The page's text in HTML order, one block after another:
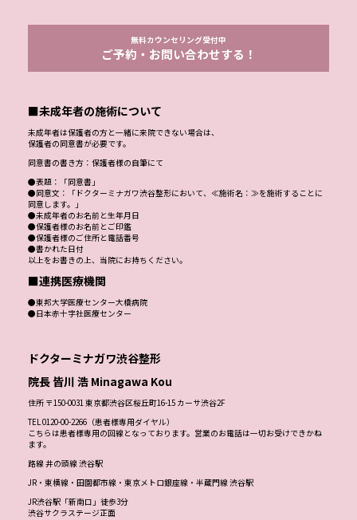
無料カウンセリング受付中
ご予約・お問い合わせする！
■未成年者の施術について
未成年者は保護者の方と一緒に来院できない場合は、
保護者の同意書が必要です。
同意書の書き方：保護者様の自筆にて
●表題：「同意書」
●同意文：「ドクターミナガワ渋谷整形において、≪施術名：≫を施術することに
同意します。」
●未成年者のお名前と生年月日
●保護者様のお名前とご印鑑
●保護者様のご住所と電話番号
●書かれた日付
以上をお書きの上、当院にお持ちください。
■連携医療機関
●東邦大学医療センター大橋病院
●日本赤十字社医療センター
ドクターミナガワ渋谷整形
院長 皆川 浩 Minagawa Kou
住所 〒150-0031 東京都渋谷区桜丘町16-15 カーサ渋谷2F
TEL 0120-00-2266（患者様専用ダイヤル）
こちらは患者様専用の回線となっております。営業のお電話は一切お受けできかね
ます。
路線 井の頭線 渋谷駅
JR・東横線・田園都市線・東京メトロ銀座線・半蔵門線 渋谷駅
JR渋谷駅「新南口」徒歩3分
渋谷サクラステージ正面